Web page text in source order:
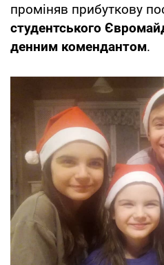
проміняв прибуткову
студентського
денним комендантом.